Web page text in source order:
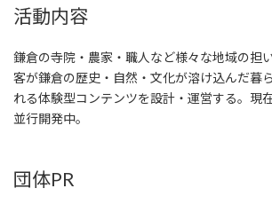
活動内容
鎌倉の寺院・農家・職人など様々な地域の担
客が鎌倉の歴史・自然・文化が溶け込んだ暮
れる体験型コンテンツを設計・運営する。現
並行開発中。
団体PR